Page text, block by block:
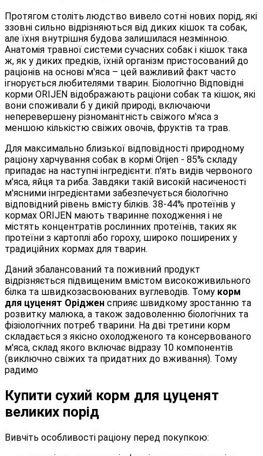
Протягом століть людство вивело сотні нових порід, які
ззовні сильно відрізняються від диких кішок та собак,
але їхня внутрішня будова залишилася незмінною.
Анатомія травної системи сучасних собак і кішок така
ж, як у диких предків, їхній організм пристосований до
раціонів на основі м'яса – цей важливий факт часто
ігнорується любителями тварин. Біологічно Відповідні
корми ORIJEN відображають раціони собак та кішок, які
вони споживали б у дикій природі, включаючи
неперевершену різноманітність свіжого м'яса з
меншою кількістю свіжих овочів, фруктів та трав.
Для максимально близької відповідності природному
раціону харчування собак в кормі Orijen - 85% складу
припадає на наступні інгредієнти: п'ять видів червоного
м'яса, яйця та риба. Завдяки такій високій насиченості
м'ясними інгредієнтами забезпечується біологічно
відповідний рівень вмісту білків. 38-44% протеїнів у
кормах ORIJEN мають тваринне походження і не
містять концентратів рослинних протеїнів, таких як
протеїни з картоплі або гороху, широко поширених у
традиційних кормах для тварин.
Даний збалансований та поживний продукт
відрізняється підвищеним вмістом високоживильного
білка та швидкозасвоюваних вуглеводів. Тому корм
для цуценят Оріджен сприяє швидкому зростанню та
розвитку малюка, а також задоволенню біологічних та
фізіологічних потреб тварини. На дві третини корм
складається з якісно охолодженого та консервованого
м'яса, склад якого включає відразу 10 компонентів
(виключно свіжих та придатних до вживання). Тому
радимо
Купити сухий корм для цуценят
великих порід
Вивчіть особливості раціону перед покупкою: